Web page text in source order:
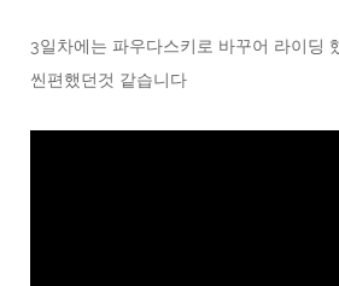
3일차에는 파우다스키로 바꾸어 라이딩
씬편했던것 같습니다